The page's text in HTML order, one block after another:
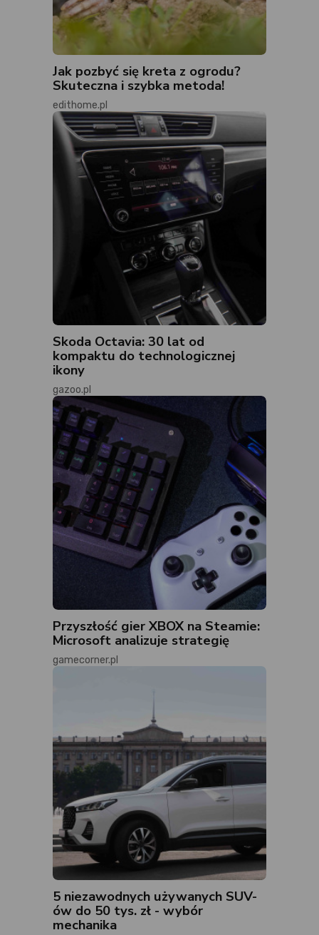
Jak pozbyć się kreta z ogrodu?
Skuteczna i szybka metoda!
edithome.pl
Skoda Octavia: 30 lat od
kompaktu do technologicznej
ikony
gazoo.pl
Przyszłość gier XBOX na Steamie:
Microsoft analizuje strategię
gamecorner.pl
5 niezawodnych używanych SUV-
ów do 50 tys. zł - wybór
mechanika